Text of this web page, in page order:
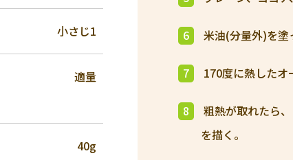
小さじ1
適量
40g
6 米油(分量外)を塗
7 170度に熱したオ
8
粗熱が取れたら
を描く。